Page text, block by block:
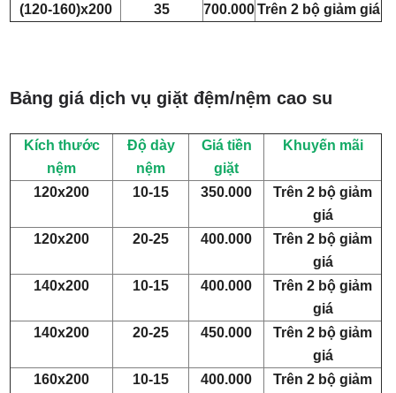
(120-160)x200
35 700.000Trên 2 bộ giảm giá
Bảng giá dịch vụ giặt đệm/nệm cao su
Kích thước
nệm
Độ dày
nệm
Giá tiền
giặt
Khuyến mãi
120x200 10-15 350.000
Trên 2 bộ giảm
giá
120x200
20-25 400.000
Trên 2 bộ giảm
giá
140x200
10-15 400.000
Trên 2 bộ giảm
giá
140x200
20-25 450.000
Trên 2 bộ giảm
giá
160x200
10-15 400.000
Trên 2 bộ giảm